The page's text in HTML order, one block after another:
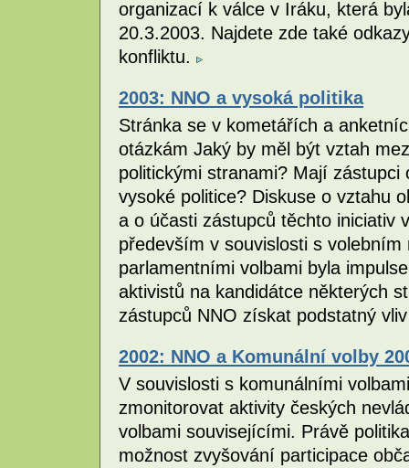
organizací k válce v Iráku, která
20.3.2003. Najdete zde také
konfliktu.
2003: NNO a vysoká politika
Stránka se v kometářích a
otázkám Jaký by měl být vztah
politickými stranami? Mají zástupci
vysoké politice? Diskuse o vztahu
a o účasti zástupců těchto iniciativ
především v souvislosti s
parlamentními volbami byla
aktivistů na kandidátce některých
zástupců NNO získat podstatný
2002: NNO a Komunální volby
V souvislosti s komunálními
zmonitorovat aktivity českých
volbami souvisejícími. Právě
možnost zvyšování participace